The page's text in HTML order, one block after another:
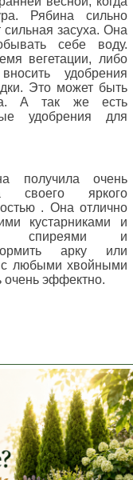
Рябина сильно
сильная засуха. Она
себе воду.
вегетации, либо
удобрения
Это может быть
А так же есть
удобрения для
получила очень
своего яркого
. Она отлично
кустарниками и
спиреями и
арку или
с любыми хвойными
очень эффектно.